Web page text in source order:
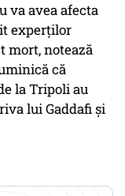
va avea afecta
experţilor
mort, notează
că
la Tripoli au
lui Gaddafi şi